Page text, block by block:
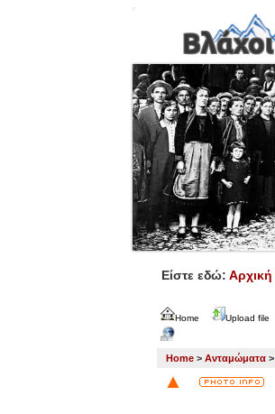
Είστε εδώ: Αρχική
Home Upload file
Home > Ανταμώματα >